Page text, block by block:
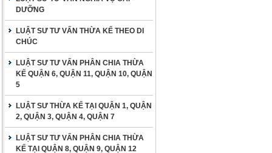
DƯỠNG
LUẬT SƯ TƯ VẤN THỪA KẾ THEO DI
CHÚC
LUẬT SƯ TƯ VẤN PHÂN CHIA THỪA
KẾ QUẬN 6, QUẬN 11, QUẬN 10, QUẬN
5
LUẬT SƯ THỪA KẾ TẠI QUẬN 1, QUẬN
2, QUẬN 3, QUẬN 4, QUẬN 7
LUẬT SƯ TƯ VẤN PHÂN CHIA THỪA
KẾ TẠI QUẬN 8, QUẬN 9, QUẬN 12